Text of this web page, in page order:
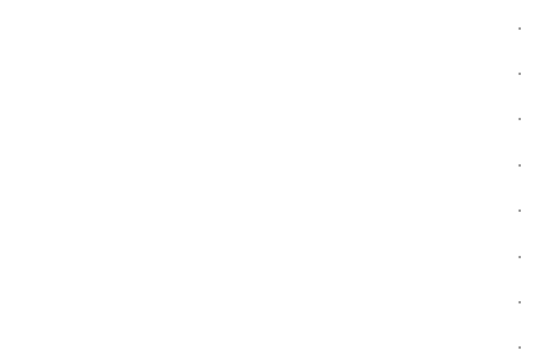
.
.
.
.
.
.
.
.